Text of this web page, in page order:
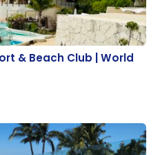
& Beach Club | World of
& Beach Club | World